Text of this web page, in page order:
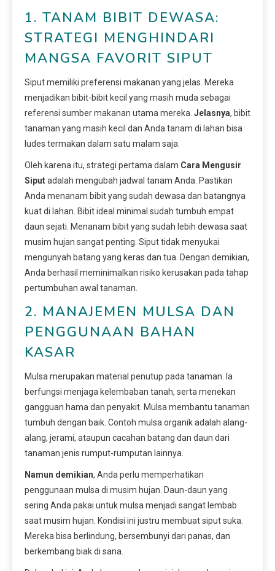
1. TANAM BIBIT DEWASA:
STRATEGI MENGHINDARI
MANGSA FAVORIT SIPUT
Siput memiliki preferensi makanan yang jelas. Mereka
menjadikan bibit-bibit kecil yang masih muda sebagai
referensi sumber makanan utama mereka. Jelasnya, bibit
tanaman yang masih kecil dan Anda tanam di lahan bisa
ludes termakan dalam satu malam saja.
Oleh karena itu, strategi pertama dalam Cara Mengusir
Siputadalah mengubah jadwal tanam Anda. Pastikan
Anda menanam bibit yang sudah dewasa dan batangnya
kuat di lahan. Bibit ideal minimal sudah tumbuh empat
daun sejati. Menanam bibit yang sudah lebih dewasa saat
musim hujan sangat penting. Siput tidak menyukai
mengunyah batang yang keras dan tua. Dengan demikian,
Anda berhasil meminimalkan risiko kerusakan pada tahap
pertumbuhan awal tanaman.
2. MANAJEMEN MULSA DAN
PENGGUNAAN BAHAN
KASAR
Mulsa merupakan material penutup pada tanaman. Ia
berfungsi menjaga kelembaban tanah, serta menekan
gangguan hama dan penyakit. Mulsa membantu tanaman
tumbuh dengan baik. Contoh mulsa organik adalah alang-
alang, jerami, ataupun cacahan batang dan daun dari
tanaman jenis rumput-rumputan lainnya.
Namun demikian, Anda perlu memperhatikan
penggunaan mulsa di musim hujan. Daun-daun yang
sering Anda pakai untuk mulsa menjadi sangat lembab
saat musim hujan. Kondisi ini justru membuat siput suka.
Mereka bisa berlindung, bersembunyi dari panas, dan
berkembang biak di sana.